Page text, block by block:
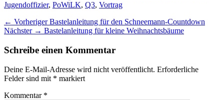
Jugendoffizier, PoWiLK, Q3, Vortrag
Beitragsnavigation
← Vorheriger Vorheriger
Beitrag:
Bastelanleitung für den Schneemann-Countdown
Nächster → Nächster
Bastelanleitung für kleine Weihnachtsbäume
Schreibe einen Kommentar
Deine E-Mail-Adresse wird nicht veröffentlicht. Erforderliche
Felder sind mit * markiert
Kommentar *